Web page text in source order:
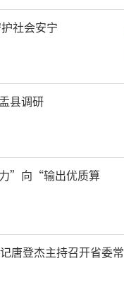
社会安宁
县调研
”向“输出优质算
唐登杰主持召开省委常